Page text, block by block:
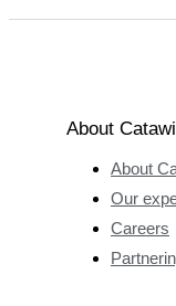
About
About
Our
Careers